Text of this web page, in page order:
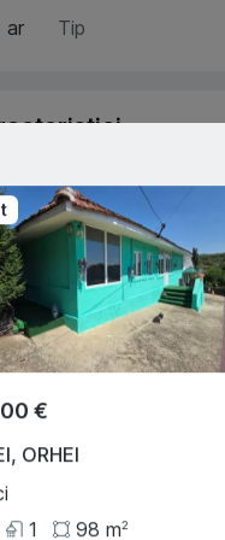
ar Tip
Trade-In
Cu ajutorului
cumpărați acest
creditului ipotecar
€
, ORHEI
1 98 m2